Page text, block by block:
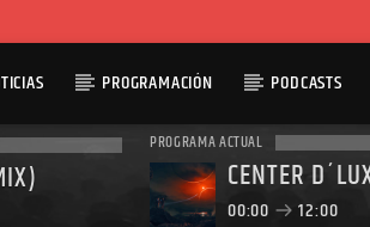
PROGRAMACIÓN PODCASTS
PROGRAMA ACTUAL
CENTER
00:00 12:00